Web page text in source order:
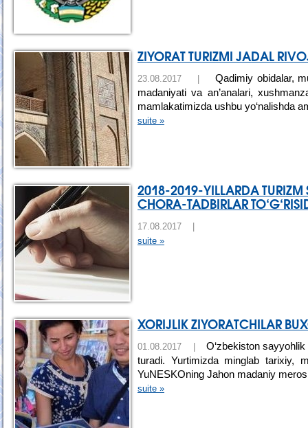
ZIYORAT TURIZMI JADAL
23.08.2017 |
Qadimiy obidalar,
madaniyati va an’analari,
mamlakatimizda ushbu yo‘nalishda
suite »
2018-2019-YILLARDA TURIZM
CHORA-TADBIRLAR
17.08.2017 |
suite »
XORIJLIK ZIYORATCHILAR
01.08.2017 |
O‘zbekiston sayyohlik
turadi. Yurtimizda minglab tarixiy,
YuNESKOning Jahon madaniy
suite »